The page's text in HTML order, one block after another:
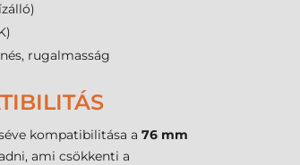
rugalmasság
kompatibilitása a 76 mm
ami csökkenti a